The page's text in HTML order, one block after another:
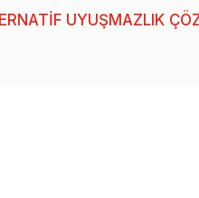
UYUŞMAZLIK